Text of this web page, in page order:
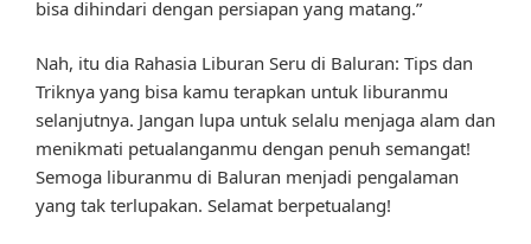
bisa dihindari dengan persiapan yang matang.”
Nah, itu dia Rahasia Liburan Seru di Baluran: Tips dan
Triknya yang bisa kamu terapkan untuk liburanmu
selanjutnya. Jangan lupa untuk selalu menjaga alam dan
menikmati petualanganmu dengan penuh semangat!
Semoga liburanmu di Baluran menjadi pengalaman
yang tak terlupakan. Selamat berpetualang!